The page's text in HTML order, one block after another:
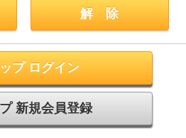
プ ログイン
新規会員登録